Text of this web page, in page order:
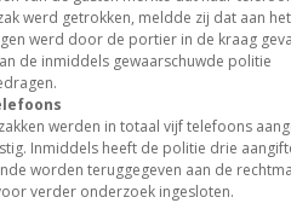
werd getrokken, meldde zij dat aan
werd door de portier in de kraag
de inmiddels gewaarschuwde politie
werden in totaal vijf telefoons
Inmiddels heeft de politie drie
worden teruggegeven aan de
verder onderzoek ingesloten.